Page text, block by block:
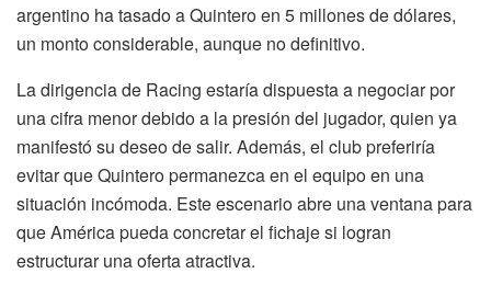
argentino ha tasado a Quintero en 5 millones de dólares,
un monto considerable, aunque no definitivo.
La dirigencia de Racing estaría dispuesta a negociar por
una cifra menor debido a la presión del jugador, quien ya
manifestó su deseo de salir. Además, el club preferiría
evitar que Quintero permanezca en el equipo en una
situación incómoda. Este escenario abre una ventana para
que América pueda concretar el fichaje si logran
estructurar una oferta atractiva.